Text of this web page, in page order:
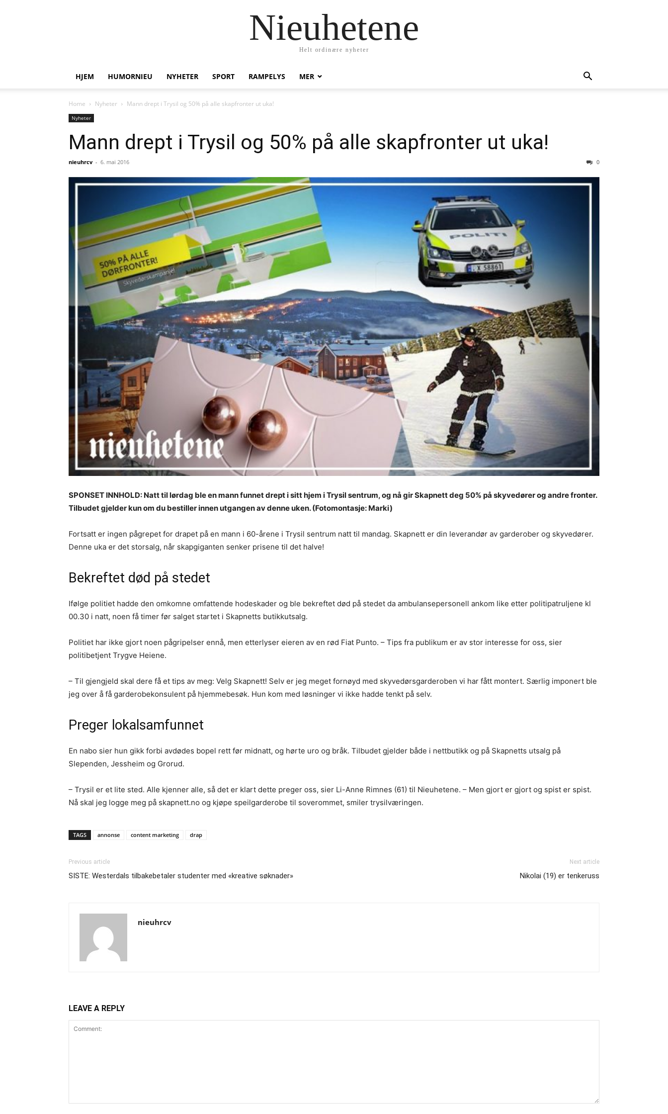
Nieuhetene
Helt ordinære nyheter
HJEM HUMORNIEU NYHETER SPORT RAMPELYS MER
Home Nyheter Mann drept i Trysil og 50% på alle skapfronter ut uka!
Nyheter
Mann drept i Trysil og 50% på alle skapfronter ut uka!
nieuhrcv - 6. mai 2016 0
SPONSET INNHOLD: Natt til lørdag ble en mann funnet drept i sitt hjem i Trysil sentrum, og nå gir Skapnett deg 50% på skyvedører og andre fronter.
Tilbudet gjelder kun om du bestiller innen utgangen av denne uken. (Fotomontasje: Marki)
Fortsatt er ingen pågrepet for drapet på en mann i 60-årene i Trysil sentrum natt til mandag. Skapnett er din leverandør av garderober og skyvedører.
Denne uka er det storsalg, når skapgiganten senker prisene til det halve!
Bekreftet død på stedet
Ifølge politiet hadde den omkomne omfattende hodeskader og ble bekreftet død på stedet da ambulansepersonell ankom like etter politipatruljene kl
00.30 i natt, noen få timer før salget startet i Skapnetts butikkutsalg.
Politiet har ikke gjort noen pågripelser ennå, men etterlyser eieren av en rød Fiat Punto. – Tips fra publikum er av stor interesse for oss, sier
politibetjent Trygve Heiene.
– Til gjengjeld skal dere få et tips av meg: Velg Skapnett! Selv er jeg meget fornøyd med skyvedørsgarderoben vi har fått montert. Særlig imponert ble
jeg over å få garderobekonsulent på hjemmebesøk. Hun kom med løsninger vi ikke hadde tenkt på selv.
Preger lokalsamfunnet
En nabo sier hun gikk forbi avdødes bopel rett før midnatt, og hørte uro og bråk. Tilbudet gjelder både i nettbutikk og på Skapnetts utsalg på
Slependen, Jessheim og Grorud.
– Trysil er et lite sted. Alle kjenner alle, så det er klart dette preger oss, sier Li-Anne Rimnes (61) til Nieuhetene. – Men gjort er gjort og spist er spist.
Nå skal jeg logge meg på skapnett.no og kjøpe speilgarderobe til soverommet, smiler trysilværingen.
TAGS annonse content marketing drap
Previous article
SISTE: Westerdals tilbakebetaler studenter med «kreative søknader»
Next article
Nikolai (19) er tenkeruss
nieuhrcv
LEAVE A REPLY